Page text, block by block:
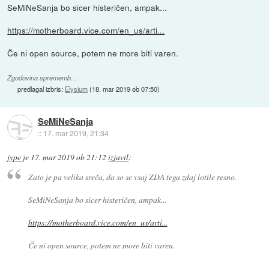
SeMiNeSanja bo sicer histeričen, ampak...
https://motherboard.vice.com/en_us/arti...
Če ni open source, potem ne more biti varen.
Zgodovina sprememb…
predlagal izbris: Elysium(18. mar 2019 ob 07:50)
SeMiNeSanja
:: 17. mar 2019, 21:34
jype je 17. mar 2019 ob 21:12 izjavil:
Zato je pa velika sreča, da so se vsaj ZDA tega zdaj lotile resno.
SeMiNeSanja bo sicer histeričen, ampak...
https://motherboard.vice.com/en_us/arti...
Če ni open source, potem ne more biti varen.